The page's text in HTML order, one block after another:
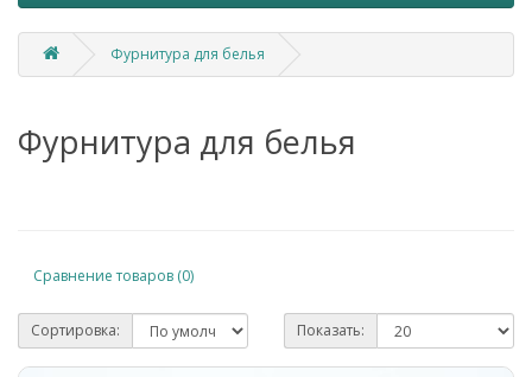
Фурнитура для белья
Фурнитура для белья
Сравнение товаров (0)
Сортировка: Показать: